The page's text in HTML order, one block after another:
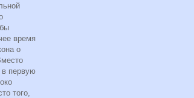
время
о
в первую
того,